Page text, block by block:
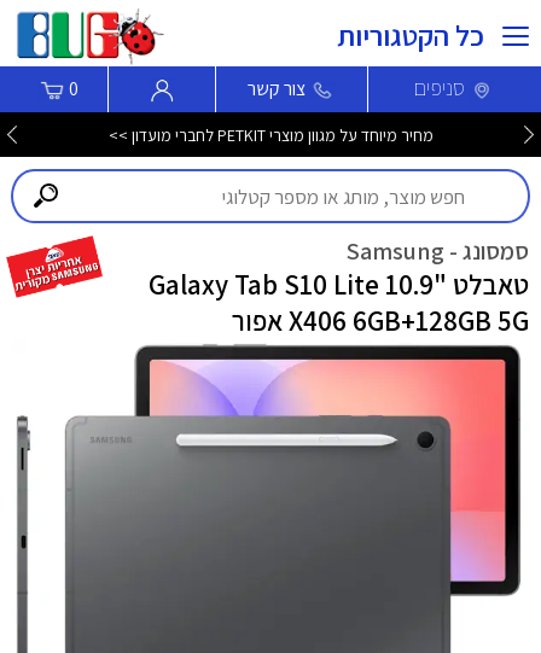
כל הקטגוריות
סניפים צור קשר 0
מחיר מיוחד על מגוון מוצרי PETKIT לחברי מועדון >>
סמסונג - Samsung
טאבלט "10.9 Galaxy Tab S10 Lite
X406 6GB+128GB 5G אפור